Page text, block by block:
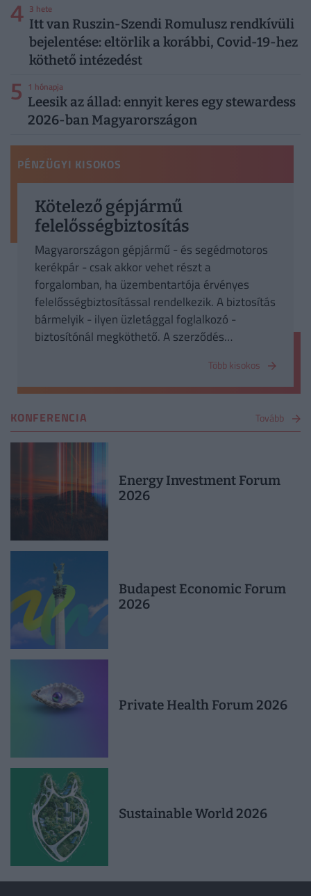
4 3 hete
Itt van Ruszin-Szendi Romulusz rendkívüli
bejelentése: eltörlik a korábbi, Covid-19-hez
köthető intézedést
5 1 hónapja
Leesik az állad: ennyit keres egy stewardess
2026-ban Magyarországon
PÉNZÜGYI KISOKOS
Kötelező gépjármű
felelősségbiztosítás
Magyarországon gépjármű - és segédmotoros
kerékpár - csak akkor vehet részt a
forgalomban, ha üzembentartója érvényes
felelősségbiztosítással rendelkezik. A biztosítás
bármelyik - ilyen üzletággal foglalkozó -
biztosítónál megköthető. A szerződés
- is ellenőrzi. Ha az üzembentartó a díjat nem
fizeti meg, az esedékességtől számított 30.
Az üzembentartó által okozott károkat a
Kártalanítási Számla terhére ilyenkor is
összeget a károkozótól visszaköveteli
(regressz).
Több kisokos
KONFERENCIA Tovább
Energy Investment Forum
2026
Budapest Economic Forum
2026
Private Health Forum 2026
Sustainable World 2026